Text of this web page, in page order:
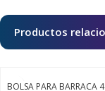
Productos
BOLSA PARA BARRACA